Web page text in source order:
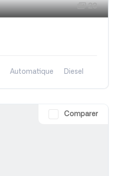
23
Automatique Diesel
Comparer